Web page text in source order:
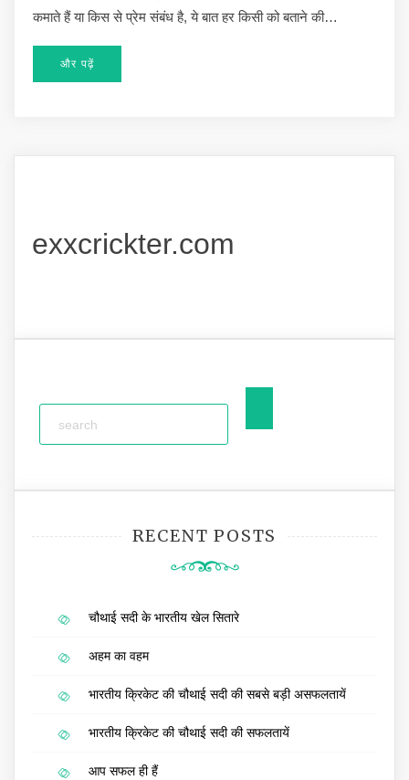
कमाते हैं या किस से प्रेम संबंध है, ये बात हर किसी को बताने की…
और पढ़ें
exxcrickter.com
RECENT POSTS
चौथाई सदी के भारतीय खेल सितारे
अहम का वहम
भारतीय क्रिकेट की चौथाई सदी की सबसे बड़ी असफलतायें
भारतीय क्रिकेट की चौथाई सदी की सफलतायें
आप सफल ही हैं